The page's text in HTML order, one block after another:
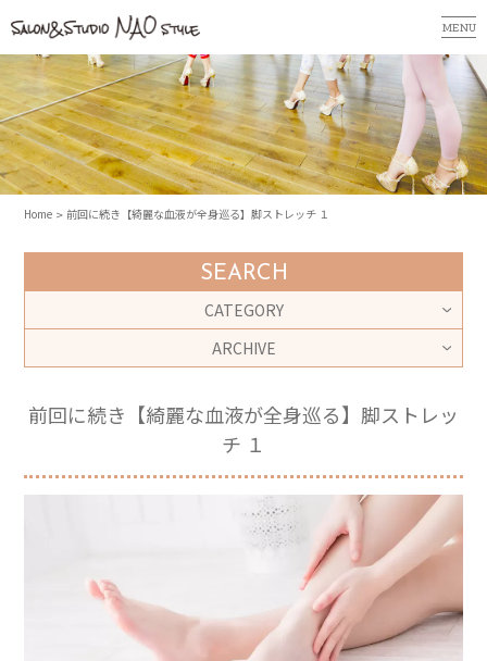
MENU
Home 前回に続き【綺麗な血液が全身巡る】脚ストレッチ １
SEARCH
CATEGORY
ARCHIVE
前回に続き【綺麗な血液が全身巡る】脚ストレッ
チ １